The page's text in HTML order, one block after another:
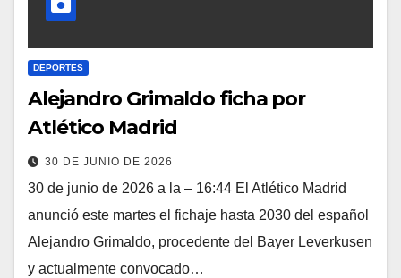
DEPORTES
Alejandro Grimaldo ficha por
Atlético Madrid
30 DE JUNIO DE 2026
30 de junio de 2026 a la – 16:44 El Atlético Madrid
anunció este martes el fichaje hasta 2030 del español
Alejandro Grimaldo, procedente del Bayer Leverkusen
y actualmente convocado…